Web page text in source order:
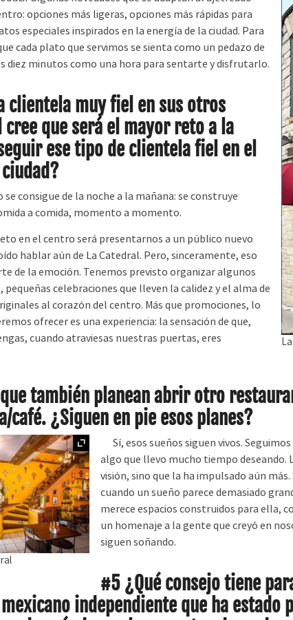
opciones más ligeras, opciones más rápidas para
especiales inspirados en la energía de la ciudad. Para
cada plato que servimos se sienta como un pedazo de
diez minutos como una hora para sentarte y disfrutarlo.
clientela muy fiel en sus otros
cree que será el mayor reto a la
ese tipo de clientela fiel en el
consigue de la noche a la mañana: se construye
a comida, momento a momento.
en el centro será presentarnos a un público nuevo
hablar aún de La Catedral. Pero, sinceramente, eso
de la emoción. Tenemos previsto organizar algunos
pequeñas celebraciones que lleven la calidez y el alma de
al corazón del centro. Más que promociones, lo
ofrecer es una experiencia: la sensación de que,
cuando atraviesas nuestras puertas, eres
también planean abrir otro
café. ¿Siguen en pie esos planes?
Ampliar
Sí, esos sueños siguen vivos.
algo que llevo mucho tiempo
visión, sino que la ha impulsado aún
cuando un sueño parece demasiado
merece espacios construidos para ella,
un homenaje a la gente que creyó en
siguen soñando.
#5 ¿Qué consejo tiene
independiente que ha estado